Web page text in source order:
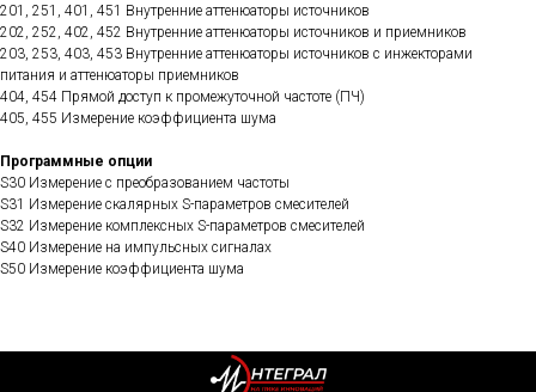
201, 251, 401, 451 Внутренние аттенюаторы источников
202, 252, 402, 452 Внутренние аттенюаторы источников и приемников
203, 253, 403, 453 Внутренние аттенюаторы источников с инжекторами
питания и аттенюаторы приемников
404, 454 Прямой доступ к промежуточной частоте (ПЧ)
405, 455 Измерение коэффициента шума
Программные опции
S30 Измерение с преобразованием частоты
S31 Измерение скалярных S-параметров смесителей
S32 Измерение комплексных S-параметров смесителей
S40 Измерение на импульсных сигналах
S50 Измерение коэффициента шума